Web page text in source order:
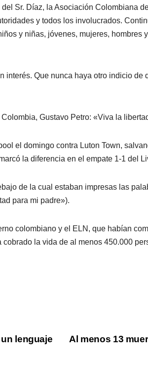
Sr. Díaz, la Asociación Colombiana
y todos los involucrados.
y niñas, jóvenes, mujeres, hombres
interés. Que nunca haya otro indicio de
Gustavo Petro: «Viva la
el domingo contra Luton Town,
la diferencia en el empate 1-1 del
de la cual estaban impresas las
para mi padre»).
colombiano y el ELN, que habían
la vida de al menos 450.000
Al menos 13
lenguaje